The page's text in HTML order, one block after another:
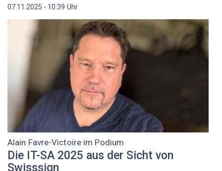
07.11.2025 - 10:39 Uhr
Alain Favre-Victoire im Podium
Die IT-SA 2025 aus der Sicht von
Swisssign